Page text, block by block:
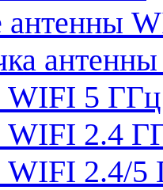
5 ГГц
2.4
2.4/5